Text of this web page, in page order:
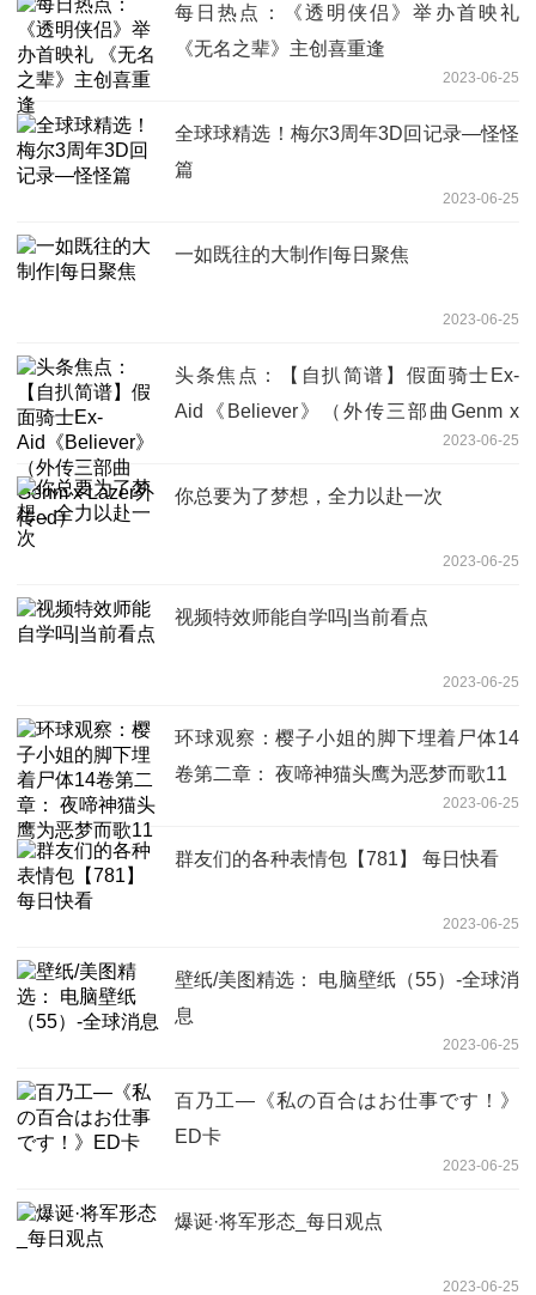
每日热点：《透明侠侣》举办首映礼
《无名之辈》主创喜重逢
2023-06-25
全球球精选！梅尔3周年3D回记录—怪怪
篇
2023-06-25
一如既往的大制作|每日聚焦
2023-06-25
头条焦点：【自扒简谱】假面骑士Ex-
Aid《Believer》（外传三部曲Genm x
2023-06-25
你总要为了梦想，全力以赴一次
2023-06-25
视频特效师能自学吗|当前看点
2023-06-25
环球观察：樱子小姐的脚下埋着尸体14
卷第二章： 夜啼神猫头鹰为恶梦而歌11
2023-06-25
群友们的各种表情包【781】 每日快看
2023-06-25
壁纸/美图精选： 电脑壁纸（55）-全球消
息
2023-06-25
百乃工—《私の百合はお仕事です！》
ED卡
2023-06-25
爆诞·将军形态_每日观点
2023-06-25